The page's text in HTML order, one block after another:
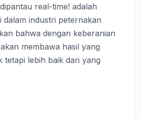
real-time! adalah
dalam industri peternakan
bahwa dengan keberanian
membawa hasil yang
tetapi lebih baik dari yang